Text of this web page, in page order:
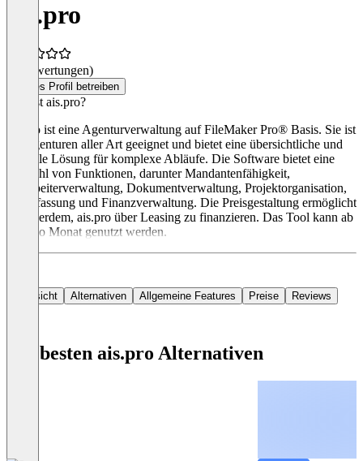
ais.pro
(0 Bewertungen)
Dieses Profil betreiben
Was ist ais.pro?
ais.pro ist eine Agenturverwaltung auf FileMaker Pro® Basis. Sie ist
für Agenturen aller Art geeignet und bietet eine übersichtliche und
schnelle Lösung für komplexe Abläufe. Die Software bietet eine
Vielzahl von Funktionen, darunter Mandantenfähigkeit,
Mitarbeiterverwaltung, Dokumentverwaltung, Projektorganisation,
Zeiterfassung und Finanzverwaltung. Die Preisgestaltung ermöglicht
es außerdem, ais.pro über Leasing zu finanzieren. Das Tool kann ab
31 € po Monat genutzt werden.
Übersicht Alternativen Allgemeine Features Preise Reviews
Die besten ais.pro Alternativen